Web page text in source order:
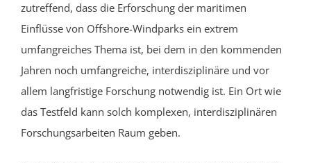
zutreffend, dass die Erforschung der maritimen
Einflüsse von Offshore-Windparks ein extrem
umfangreiches Thema ist, bei dem in den kommenden
Jahren noch umfangreiche, interdisziplinäre und vor
allem langfristige Forschung notwendig ist. Ein Ort wie
das Testfeld kann solch komplexen, interdisziplinären
Forschungsarbeiten Raum geben.